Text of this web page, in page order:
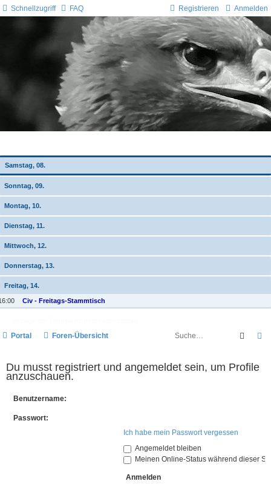
Schnellzugriff FAQ Anmelden
Registrieren
Samstag, 08.
Sonntag, 09.
Montag, 10.
Dienstag, 11.
Mittwoch, 12.
Donnerstag, 13.
Freitag, 14.
Civ - Freitags-Stammtisch
Suche
Portal Foren-Übersicht
Du musst registriert und angemeldet sein, um Profile
anzuschauen.
Benutzername:
Passwort:
Ich habe mein Passwort vergessen
Angemeldet bleiben
Meinen Online-Status während dieser